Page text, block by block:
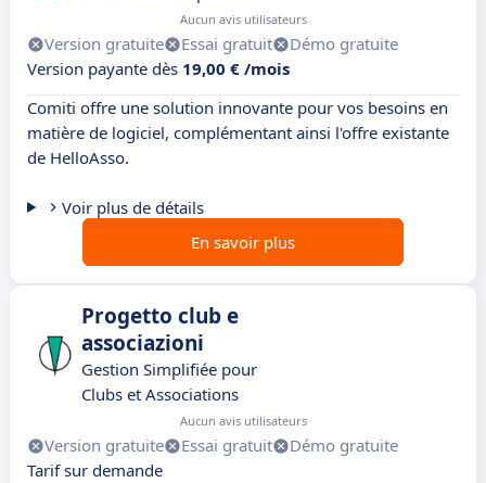
Aucun avis utilisateurs
Version gratuite Essai gratuit
Démo gratuite
Version payante dès 19,00 € /mois
Comiti offre une solution innovante pour vos besoins en
matière de logiciel, complémentant ainsi l'offre existante
de HelloAsso.
Voir plus de détails
En savoir plus
Progetto club e
associazioni
Gestion Simplifiée pour
Clubs et Associations
Aucun avis utilisateurs
Version gratuite Essai gratuit
Démo gratuite
Tarif sur demande